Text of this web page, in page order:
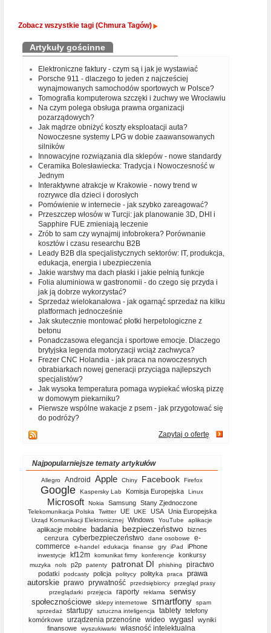
Zobacz wszystkie tagi (Chmura Tagów)
Artykuły gościnne
Elektroniczne faktury - czym są i jak je wystawiać
Porsche 911 - dlaczego to jeden z najcześciej
wynajmowanych samochodów sportowych w Polsce?
Tomografia komputerowa szczęki i żuchwy we Wrocławiu
Na czym polega obsługa prawna organizacji
pozarządowych?
Jak mądrze obniżyć koszty eksploatacji auta?
Nowoczesne systemy LPG w dobie zaawansowanych
silników
Innowacyjne rozwiązania dla sklepów - nowe standardy
Ceramika Bolesławiecka: Tradycja i Nowoczesność w
Jednym
Interaktywne atrakcje w Krakowie - nowy trend w
rozrywce dla dzieci i dorosłych
Pomówienie w internecie - jak szybko zareagować?
Przeszczep włosów w Turcji: jak planowanie 3D, DHI i
Sapphire FUE zmieniają leczenie
Zrób to sam czy wynajmij infobrokera? Porównanie
kosztów i czasu researchu B2B
Leady B2B dla specjalistycznych sektorów: IT, produkcja,
edukacja, energia i ubezpieczenia
Jakie warstwy ma dach płaski i jakie pełnią funkcje
Folia aluminiowa w gastronomii - do czego się przyda i
jak ją dobrze wykorzystać?
Sprzedaż wielokanałowa - jak ogarnąć sprzedaż na kilku
platformach jednocześnie
Jak skutecznie montować płotki herpetologiczne z
betonu
Ponadczasowa elegancja i sportowe emocje. Dlaczego
brytyjska legenda motoryzacji wciąż zachwyca?
Frezer CNC Holandia - jak praca na nowoczesnych
obrabiarkach nowej generacji przyciąga najlepszych
specjalistów?
Jak wysoka temperatura pomaga wypiekać włoską pizzę
w domowym piekarniku?
Pierwsze wspólne wakacje z psem - jak przygotować się
do podróży?
Zapytaj o ofertę
Najpopularniejsze tematy artykułów
Allegro Android Apple Chiny Facebook Firefox
Google Kaspersky Lab Komisja Europejska Linux
Microsoft Nokia Samsung Stany Zjednoczone
Telekomunikacja Polska Twitter UE UKE USA Unia Europejska
Urząd Komunikacji Elektronicznej Windows YouTube aplikacje
aplikacje mobilne badania bezpieczeństwo biznes
cenzura cyberbezpieczeństwo dane osobowe
e-
commerce
e-handel edukacja finanse gry iPad iPhone
inwestycje kf12m komunikat firmy konferencje konkursy
muzyka nols p2p patenty patronat DI phishing piractwo
podatki podcasty policja politycy polityka praca
prawa
autorskie prawo prywatność przedsiębiorcy
przegląd prasy
przeglądarki
przejęcia raporty reklama
serwisy
społecznościowe
sklepy internetowe smartfony
spam
sprzedaż
startupy sztuczna inteligencja tablety telefony
komórkowe
urządzenia przenośne wideo wygasl
wyniki
finansowe
wyszukiwarki własność intelektualna